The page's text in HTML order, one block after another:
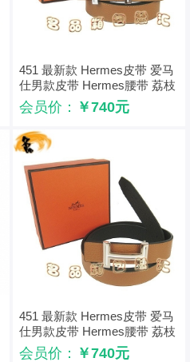
451 最新款 Hermes皮带 爱马
仕男款皮带 Hermes腰带 荔枝
纹浅啡配黑 银配白扣3cm
会员价： ￥740元
451 最新款 Hermes皮带 爱马
仕男款皮带 Hermes腰带 荔枝
纹灰配黑 浅金配白扣3cm
会员价： ￥740元